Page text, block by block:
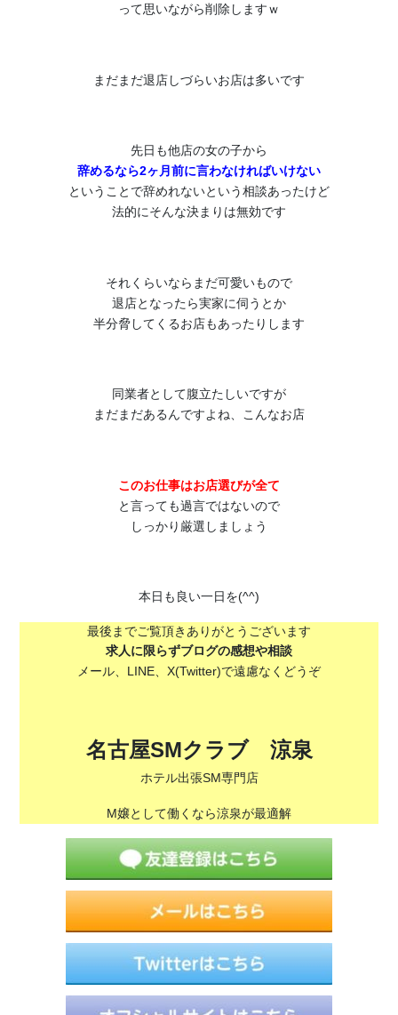
って思いながら削除しますｗ
まだまだ退店しづらいお店は多いです
先日も他店の女の子から
辞めるなら2ヶ月前に言わなければいけない
ということで辞めれないという相談あったけど
法的にそんな決まりは無効です
それくらいならまだ可愛いもので
退店となったら実家に伺うとか
半分脅してくるお店もあったりします
同業者として腹立たしいですが
まだまだあるんですよね、こんなお店
このお仕事はお店選びが全て
と言っても過言ではないので
しっかり厳選しましょう
本日も良い一日を(^^)
最後までご覧頂きありがとうございます
求人に限らずブログの感想や相談
メール、LINE、X(Twitter)で遠慮なくどうぞ
名古屋SMクラブ 涼泉
ホテル出張SM専門店
M嬢として働くなら涼泉が最適解